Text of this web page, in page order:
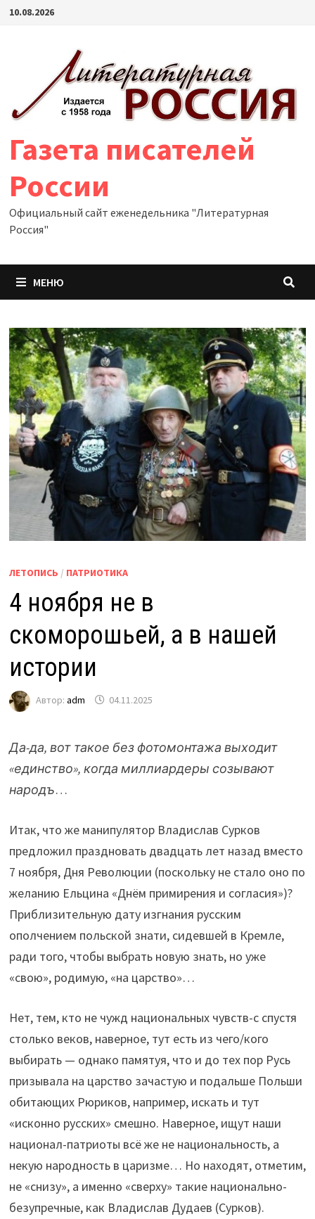
Перейти
10.08.2026
Газета писателей
России
Официальный сайт еженедельника "Литературная
Россия"
МЕНЮ
ЛЕТОПИСЬ / ПАТРИОТИКА
4 ноября не в
скоморошьей, а в нашей
истории
Автор: adm 04.11.2025
Да-да, вот такое без фотомонтажа выходит
«единство», когда миллиардеры созывают
народъ…
Итак, что же манипулятор Владислав Сурков
предложил праздновать двадцать лет назад вместо
7 ноября, Дня Революции (поскольку не стало оно по
желанию Ельцина «Днём примирения и согласия»)?
Приблизительную дату изгнания русским
ополчением польской знати, сидевшей в Кремле,
ради того, чтобы выбрать новую знать, но уже
«свою», родимую, «на царство»…
Нет, тем, кто не чужд национальных чувств-с спустя
столько веков, наверное, тут есть из чего/кого
выбирать — однако памятуя, что и до тех пор Русь
призывала на царство зачастую и подальше Польши
обитающих Рюриков, например, искать и тут
«исконно русских» смешно. Наверное, ищут наши
национал-патриоты всё же не национальность, а
некую народность в царизме… Но находят, отметим,
не «снизу», а именно «сверху» такие национально-
безупречные, как Владислав Дудаев (Сурков).